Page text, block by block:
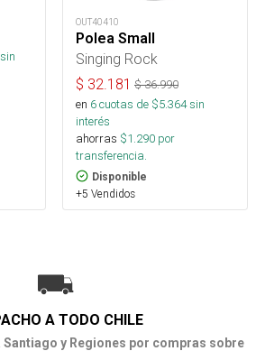
sin
OUT40410
Polea Small
Singing Rock
$ 32.181 $36.990
en 6cuotas de $5.364sin
interés
ahorras $1.290 por
transferencia.
Disponible
+5 Vendidos
A TODO CHILE
Santiago y Regiones por compras sobre